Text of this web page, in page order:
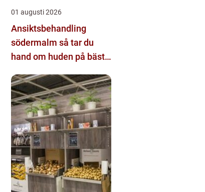
01 augusti 2026
Ansiktsbehandling
södermalm så tar du
hand om huden på bästa